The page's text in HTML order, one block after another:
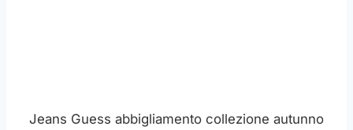
Jeans Guess abbigliamento collezione autunno